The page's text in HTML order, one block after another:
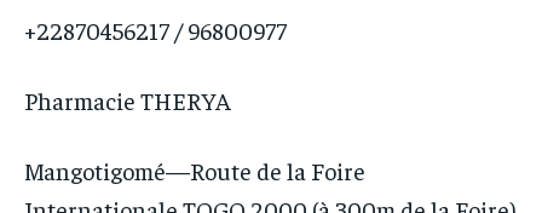
+22870456217 / 96800977
Pharmacie THERYA
Mangotigomé—Route de la Foire